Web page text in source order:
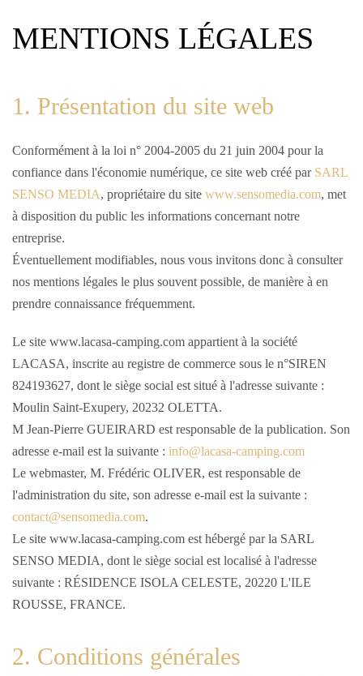
MENTIONS LÉGALES
1. Présentation du site web
Conformément à la loi n° 2004-2005 du 21 juin 2004 pour la
confiance dans l'économie numérique, ce site web créé par SARL
SENSO MEDIA, propriétaire du site www.sensomedia.com, met
à disposition du public les informations concernant notre
entreprise.
Éventuellement modifiables, nous vous invitons donc à consulter
nos mentions légales le plus souvent possible, de manière à en
prendre connaissance fréquemment.
Le site www.lacasa-camping.com appartient à la société
LACASA, inscrite au registre de commerce sous le n°SIREN
824193627, dont le siège social est situé à l'adresse suivante :
Moulin Saint-Exupery, 20232 OLETTA.
M Jean-Pierre GUEIRARD est responsable de la publication. Son
adresse e-mail est la suivante :
Le webmaster, M. Frédéric OLIVER, est responsable de
l'administration du site, son adresse e-mail est la suivante :
.
Le site www.lacasa-camping.com est hébergé par la SARL
SENSO MEDIA, dont le siège social est localisé à l'adresse
suivante : RÉSIDENCE ISOLA CELESTE, 20220 L'ILE
ROUSSE, FRANCE.
2. Conditions générales